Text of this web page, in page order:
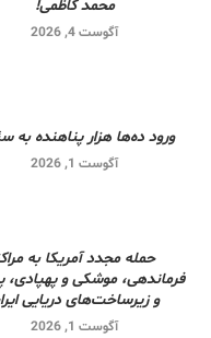
محمد کاظمی!
آگوست 4, 2026
ورود ده‌ها هزار پناهنده به
آگوست 1, 2026
حمله مجدد آمریکا به
فرماندهی، موشکی و پهپادی،
و زیرساخت‌های دریایی
آگوست 1, 2026